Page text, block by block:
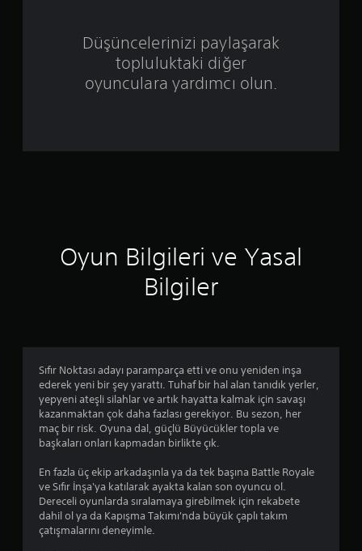
r
e
3
1
ı
l
Düşüncelerinizi paylaşarak
topluluktaki diğer
oyunculara yardımcı olun.
Oyun Bilgileri ve Yasal
Bilgiler
Sıfır Noktası adayı paramparça etti ve onu yeniden inşa
ederek yeni bir şey yarattı. Tuhaf bir hal alan tanıdık yerler,
yepyeni ateşli silahlar ve artık hayatta kalmak için savaşı
kazanmaktan çok daha fazlası gerekiyor. Bu sezon, her
maç bir risk. Oyuna dal, güçlü Büyücükler topla ve
başkaları onları kapmadan birlikte çık.
En fazla üç ekip arkadaşınla ya da tek başına Battle Royale
ve Sıfır İnşa'ya katılarak ayakta kalan son oyuncu ol.
Dereceli oyunlarda sıralamaya girebilmek için rekabete
dahil ol ya da Kapışma Takımı'nda büyük çaplı takım
çatışmalarını deneyimle.